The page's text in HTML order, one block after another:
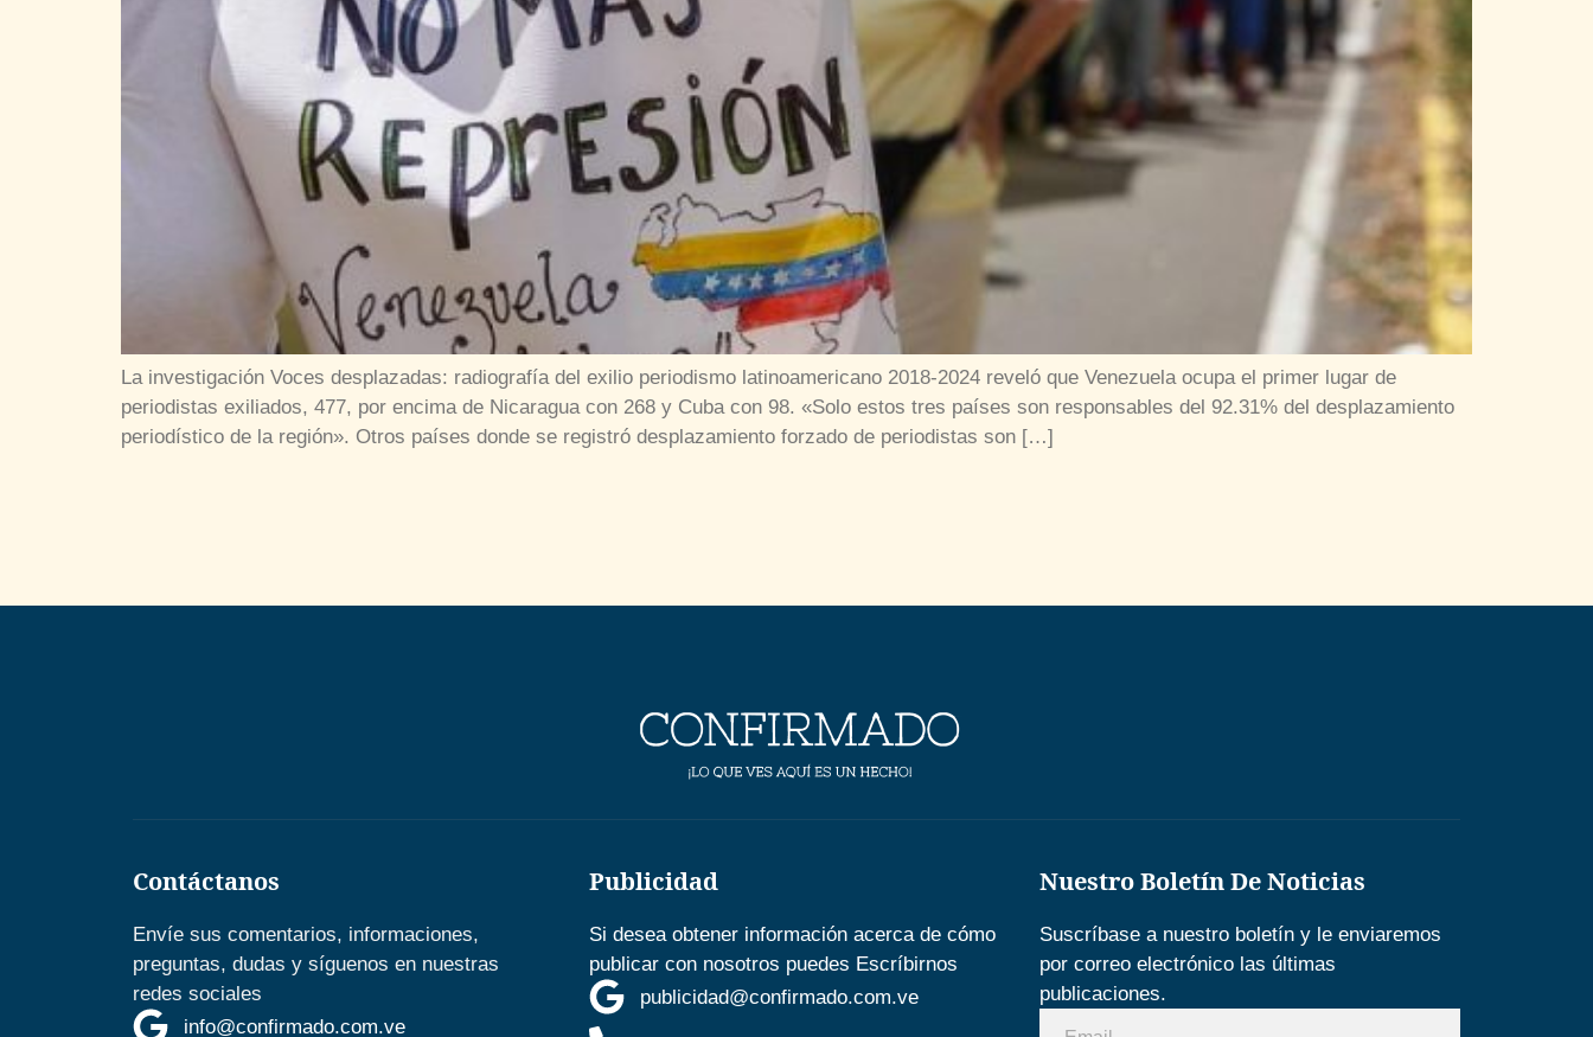
La investigación Voces desplazadas: radiografía del exilio periodismo latinoamericano 2018-2024 reveló que Venezuela ocupa el primer lugar de
periodistas exiliados, 477, por encima de Nicaragua con 268 y Cuba con 98. «Solo estos tres países son responsables del 92.31% del desplazamiento
periodístico de la región». Otros países donde se registró desplazamiento forzado de periodistas son […]
Contáctanos
Envíe sus comentarios, informaciones,
preguntas, dudas y síguenos en nuestras
redes sociales
info@confirmado.com.ve
Publicidad
Si desea obtener información acerca de cómo
publicar con nosotros puedes Escríbirnos
publicidad@confirmado.com.ve
Nuestro Boletín De Noticias
Suscríbase a nuestro boletín y le enviaremos
por correo electrónico las últimas
publicaciones.